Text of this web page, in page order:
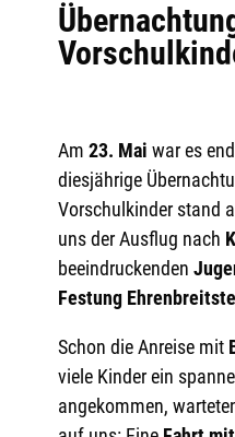
Am 23. Mai war es
diesjährige
Vorschulkinder stand
uns der Ausflug nach
beeindruckenden
Festung
Schon die Anreise mit
viele Kinder ein
angekommen,